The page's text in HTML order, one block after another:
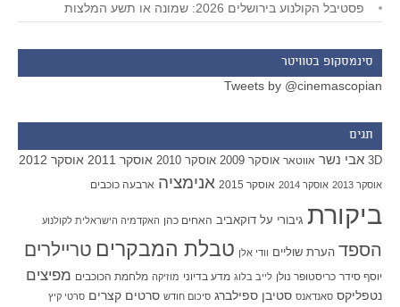
פסטיבל הקולנוע בירושלים 2026: שמונה או תשע המלצות
סינמסקופ בטוויטר
Tweets by @cinemascopian
תגים
3D אבי נשר אווטאר אוסקר 2009 אוסקר 2010 אוסקר 2011 אוסקר 2012
אוסקר 2013 אוסקר 2014 אוסקר 2015 אנימציה ארבעה כוכבים
ביקורת גיבורי על דוקאביב האחים כהן האקדמיה הישראלית לקולנוע
הספד הערת שוליים וודי אלן טבלת המבקרים טריילרים
יוסף סידר כריסטופר נולן לייב בלוג מדע בדיוני מוזיקה מלחמת הכוכבים מפיצים
נטפליקס סאנדאנס סטיבן ספילברג סיכום חודש סרטים קצרים סרטי קיץ